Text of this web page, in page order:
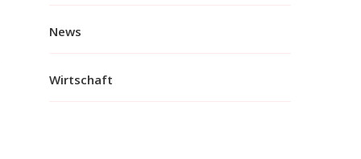
News
Wirtschaft